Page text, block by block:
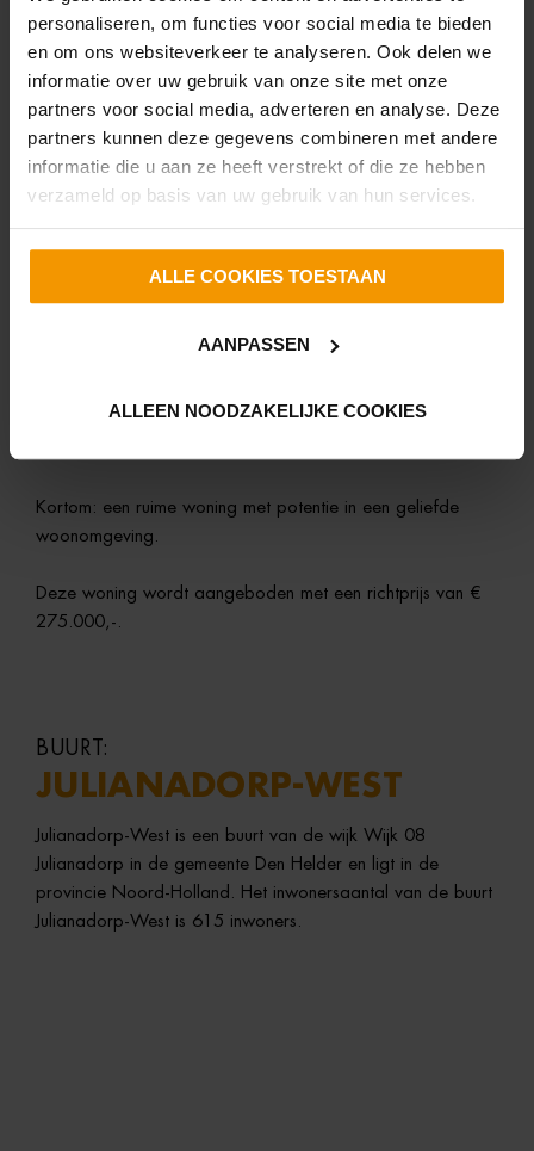
personaliseren, om functies voor social media te bieden
en om ons websiteverkeer te analyseren. Ook delen we
informatie over uw gebruik van onze site met onze
partners voor social media, adverteren en analyse. Deze
partners kunnen deze gegevens combineren met andere
informatie die u aan ze heeft verstrekt of die ze hebben
verzameld op basis van uw gebruik van hun services.
ALLE COOKIES TOESTAAN
AANPASSEN
ALLEEN NOODZAKELIJKE COOKIES
Je woont op de eerste verdieping: de keuken bevindt zich
aan de voorzijde van de woning. De woonkamer is erg
licht dankzij de grote raampartijen, heeft een elektrische
sfeerhaard en aan de achterzijde een balkon met trap
naar de achtertuin.
Op de tweede verdieping bevinden zich 3 slaapkamers:
woning en aan de achterzijde 2 slaapkamers. Deze
slaapkamers hebben beide toegang tot een klein balkon.
De inpandige badkamer is voorzien van een
De ruime achtertuin is gelegen op het oosten en is middels
Kortom: een ruime woning met potentie in een geliefde
woonomgeving.
Deze woning wordt aangeboden met een richtprijs van €
275.000,-.
BUURT:
JULIANADORP-WEST
Julianadorp-West is een buurt van de wijk Wijk 08
Julianadorp in de gemeente Den Helder en ligt in de
provincie Noord-Holland. Het inwonersaantal van de buurt
Julianadorp-West is 615 inwoners.